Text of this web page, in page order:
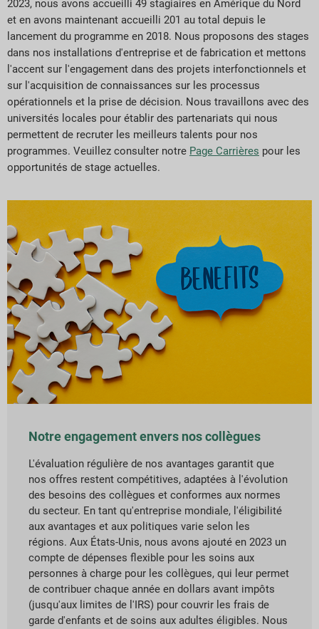
2023, nous avons accueilli 49 stagiaires en Amérique du Nord
et en avons maintenant accueilli 201 au total depuis le
lancement du programme en 2018. Nous proposons des stages
dans nos installations d'entreprise et de fabrication et mettons
l'accent sur l'engagement dans des projets interfonctionnels et
sur l'acquisition de connaissances sur les processus
opérationnels et la prise de décision. Nous travaillons avec des
universités locales pour établir des partenariats qui nous
permettent de recruter les meilleurs talents pour nos
programmes. Veuillez consulter notre Page Carrières pour les
opportunités de stage actuelles.
Notre engagement envers nos collègues
L'évaluation régulière de nos avantages garantit que
nos offres restent compétitives, adaptées à l'évolution
des besoins des collègues et conformes aux normes
du secteur. En tant qu'entreprise mondiale, l'éligibilité
aux avantages et aux politiques varie selon les
régions. Aux États-Unis, nous avons ajouté en 2023 un
compte de dépenses flexible pour les soins aux
personnes à charge pour les collègues, qui leur permet
de contribuer chaque année en dollars avant impôts
(jusqu'aux limites de l'IRS) pour couvrir les frais de
garde d'enfants et de soins aux adultes éligibles. Nous